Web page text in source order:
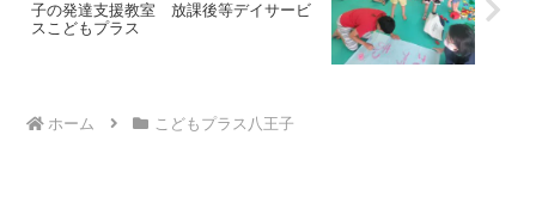
子の発達支援教室 放課後等デイサービ
スこどもプラス
ホーム こどもプラス八王子